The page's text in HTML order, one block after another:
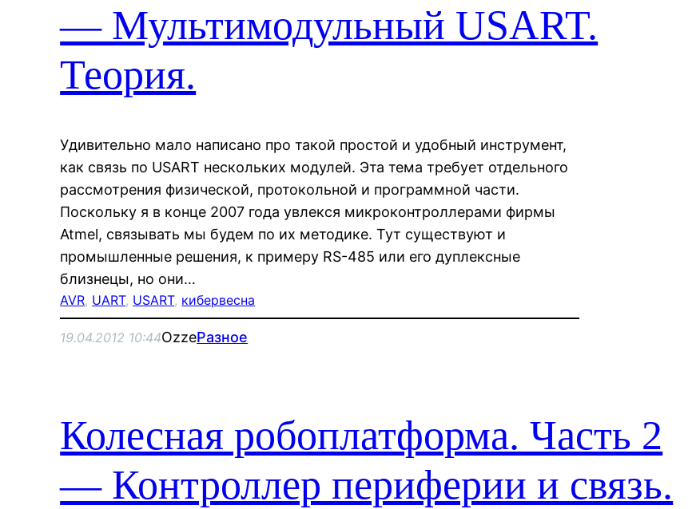
— Мультимодульный USART.
Теория.
Удивительно мало написано про такой простой и удобный инструмент,
как связь по USART нескольких модулей. Эта тема требует отдельного
рассмотрения физической, протокольной и программной части.
Поскольку я в конце 2007 года увлекся микроконтроллерами фирмы
Atmel, связывать мы будем по их методике. Тут существуют и
промышленные решения, к примеру RS-485 или его дуплексные
близнецы, но они…
AVR, UART, USART, кибервесна
19.04.2012 10:44OzzeРазное
Колесная робоплатформа. Часть 2
— Контроллер периферии и связь.